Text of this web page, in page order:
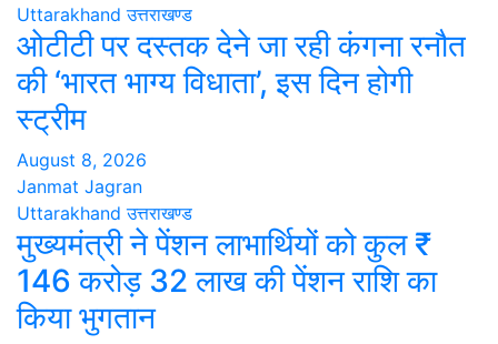
Uttarakhand उत्तराखण्ड
ओटीटी पर दस्तक देने जा रही कंगना रनौत
की ‘भारत भाग्य विधाता’, इस दिन होगी
स्ट्रीम
August 8, 2026
Janmat Jagran
Uttarakhand उत्तराखण्ड
मुख्यमंत्री ने पेंशन लाभार्थियों को कुल ₹
146 करोड़ 32 लाख की पेंशन राशि का
किया भुगतान